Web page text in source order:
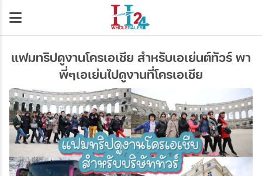
แฟมทริปดูงานโครเอเชีย สำหรับเอเย่นต์ทัวร์ พา
พี่ๆเอเย่นไปดูงานที่โครเอเชีย